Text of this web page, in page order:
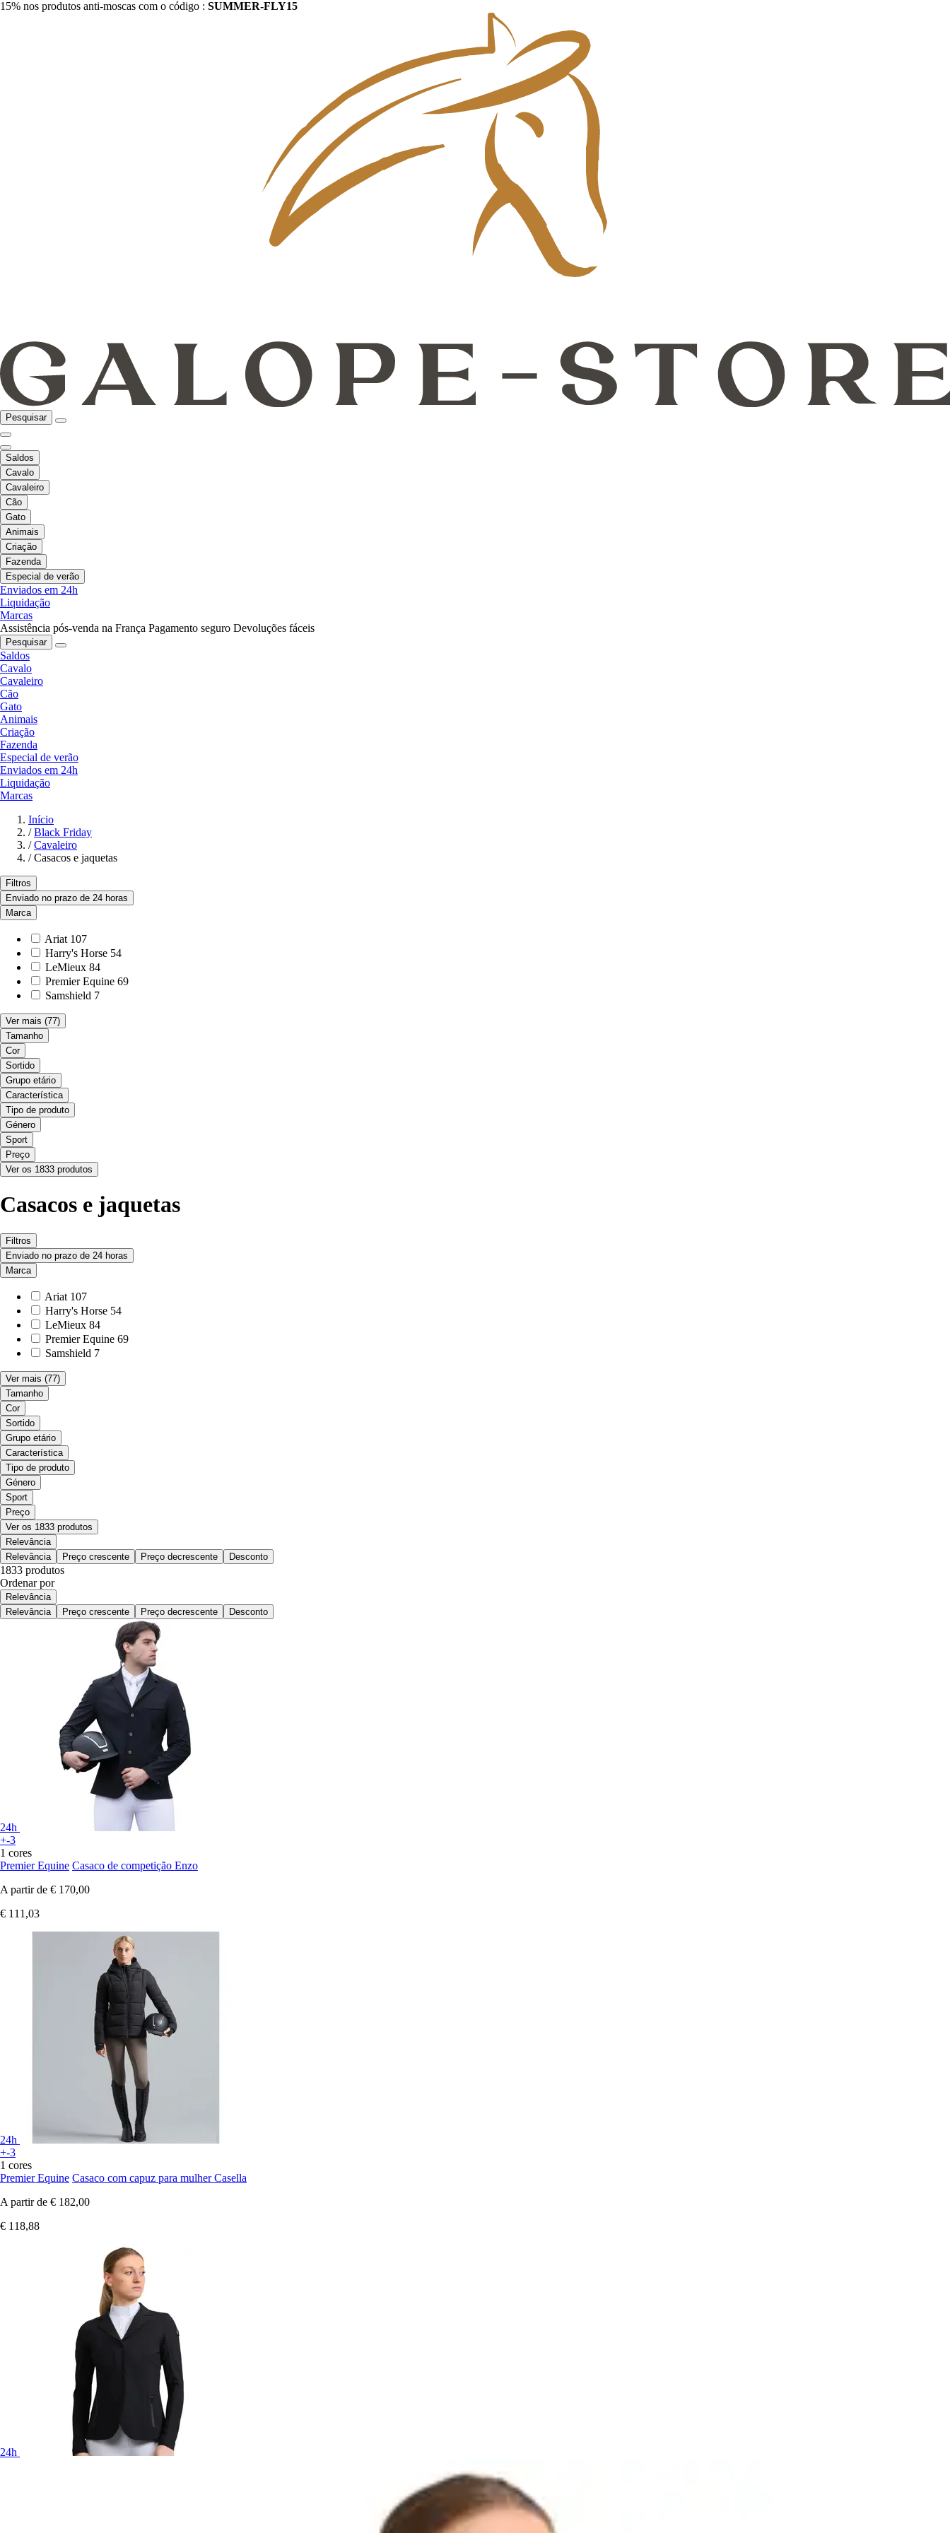
15% nos produtos anti-moscas com o código : SUMMER-FLY15
Pesquisar
Saldos
Cavalo
Cavaleiro
Cão
Gato
Animais
Criação
Fazenda
Especial de verão
Enviados em 24h
Liquidação
Marcas
Assistência pós-venda na França Pagamento seguro Devoluções fáceis
Pesquisar
Saldos
Cavalo
Cavaleiro
Cão
Gato
Animais
Criação
Fazenda
Especial de verão
Enviados em 24h
Liquidação
Marcas
Início
/ Black Friday
/ Cavaleiro
/ Casacos e jaquetas
Filtros
Enviado no prazo de 24 horas
Marca
Ariat 107
Harry's Horse 54
LeMieux 84
Premier Equine 69
Samshield 7
Ver mais (77)
Tamanho
Cor
Sortido
Grupo etário
Característica
Tipo de produto
Género
Sport
Preço
Ver os 1833 produtos
Casacos e jaquetas
Filtros
Enviado no prazo de 24 horas
Marca
Ariat 107
Harry's Horse 54
LeMieux 84
Premier Equine 69
Samshield 7
Ver mais (77)
Tamanho
Cor
Sortido
Grupo etário
Característica
Tipo de produto
Género
Sport
Preço
Ver os 1833 produtos
Relevância
Relevância
Preço crescente Preço decrescente Desconto
1833 produtos
Ordenar por
Relevância
Relevância
Preço crescente Preço decrescente Desconto
24h
+-3
1 cores
Premier Equine Casaco de competição Enzo
A partir de € 170,00
€ 111,03
24h
+-3
1 cores
Premier Equine Casaco com capuz para mulher Casella
A partir de € 182,00
€ 118,88
24h